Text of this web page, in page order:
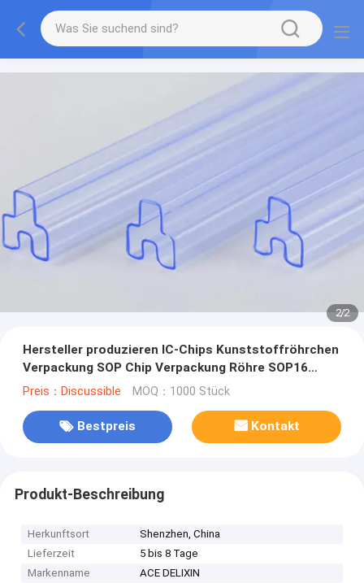
2/2
Hersteller produzieren IC-Chips Kunststoffröhrchen
Verpackung SOP Chip Verpackung Röhre SOP16
integrierte Schaltung IC Verpackung
Preis：Discussible MOQ：1000 Stück
Bestpreis Kontakt
Produkt-Beschreibung
Herkunftsort
Shenzhen, China
Lieferzeit
5 bis 8 Tage
Markenname
ACE DELIXIN